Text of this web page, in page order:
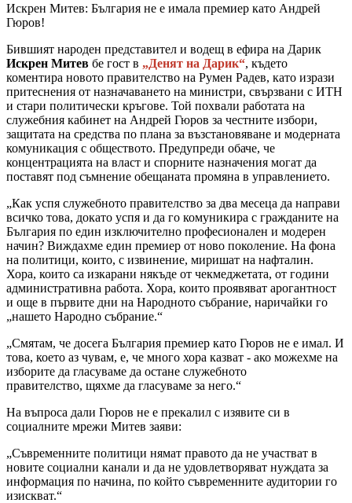
Искрен Митев: България не е имала премиер като Андрей
Гюров!
Бившият народен представител и водещ в ефира на Дарик
Искрен Митев бе гост в „Денят на Дарик“, където
коментира новото правителство на Румен Радев, като изрази
притеснения от назначаването на министри, свързвани с ИТН
и стари политически кръгове. Той похвали работата на
служебния кабинет на Андрей Гюров за честните избори,
защитата на средства по плана за възстановяване и модерната
комуникация с обществото. Предупреди обаче, че
концентрацията на власт и спорните назначения могат да
поставят под съмнение обещаната промяна в управлението.
„Как успя служебното правителство за два месеца да направи
всичко това, докато успя и да го комуникира с гражданите на
България по един изключително професионален и модерен
начин? Виждахме един премиер от ново поколение. На фона
на политици, които, с извинение, миришат на нафталин.
Хора, които са изкарани някъде от чекмеджетата, от години
административна работа. Хора, които проявяват арогантност
и още в първите дни на Народното събрание, наричайки го
„нашето Народно събрание.“
„Смятам, че досега България премиер като Гюров не е имал. И
това, което аз чувам, е, че много хора казват - ако можехме на
изборите да гласуваме да остане служебното
правителство, щяхме да гласуваме за него.“
На въпроса дали Гюров не е прекалил с изявите си в
социалните мрежи Митев заяви:
„Съвременните политици нямат правото да не участват в
новите социални канали и да не удовлетворяват нуждата за
информация по начина, по който съвременните аудитории го
изискват.“